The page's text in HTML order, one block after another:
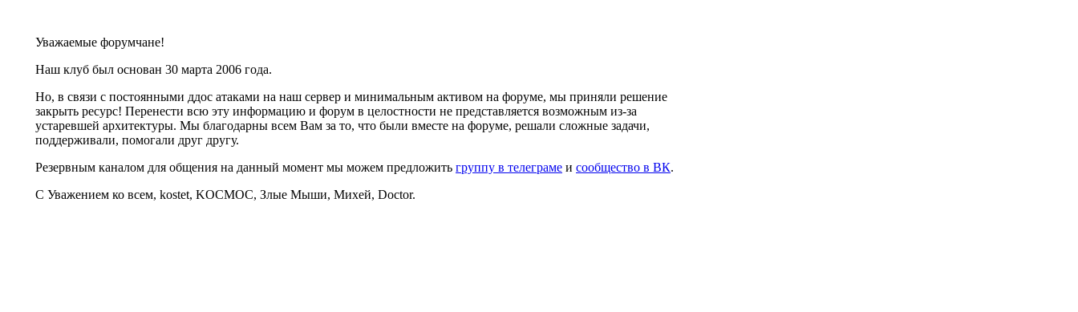
Уважаемые форумчане!
Наш клуб был основан 30 марта 2006 года.
Но, в связи с постоянными ддос атаками на наш сервер и минимальным активом на форуме, мы приняли решение
закрыть ресурс! Перенести всю эту информацию и форум в целостности не представляется возможным из-за
устаревшей архитектуры. Мы благодарны всем Вам за то, что были вместе на форуме, решали сложные задачи,
поддерживали, помогали друг другу.
Резервным каналом для общения на данный момент мы можем предложить группу в телеграме и сообщество в ВК.
С Уважением ко всем, kostet, KOCMOC, Злые Мыши, Михей, Doctor.